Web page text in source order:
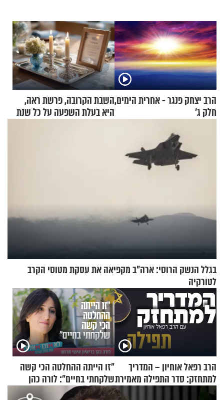
הרב יצחק פנגר - אחרית הימים,
חלק ג’
השבת הקרובה, פרשת ראה,
היא בעלת השפעה על כל שנת
בגלל הנשק הרוסי: ארה"ב מקפיאה את עסקת מטוסי הקרב
לטורקיה
הרב רפאל אוחיון – המדריך
למתחזק: סדר התפילה מאמירת
הקורבנות ועד קריאת שמע
"זו הייתה ההחלטה הכי קשה
שלקחתי בחיים": לורה כהן
בריאיון אישי מרגש